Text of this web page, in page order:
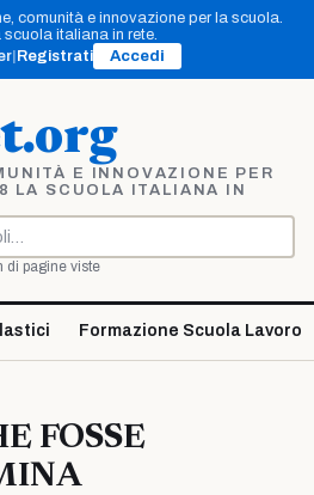
comunità e innovazione per la scuola.
scuola italiana in rete.
Registrati Accedi
E INNOVAZIONE PER
LA SCUOLA ITALIANA IN
di pagine viste
Formazione Scuola Lavoro
FOSSE